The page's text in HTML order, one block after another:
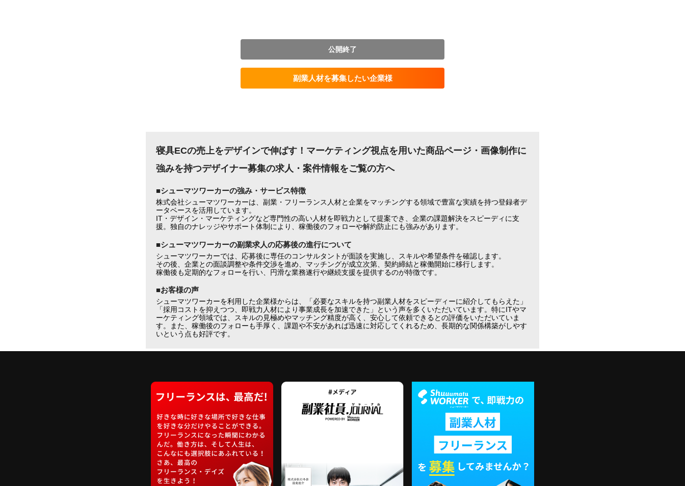
公開終了
副業人材を募集したい企業様
寝具ECの売上をデザインで伸ばす！マーケティング視点を用いた商品ページ・画像制作に
強みを持つデザイナー募集の求人・案件情報をご覧の方へ
■シューマツワーカーの強み・サービス特徴
株式会社シューマツワーカーは、副業・フリーランス人材と企業をマッチングする領域で豊富な実績を持つ登録者デ
ータベースを活用しています。
IT・デザイン・マーケティングなど専門性の高い人材を即戦力として提案でき、企業の課題解決をスピーディに支
援。独自のナレッジやサポート体制により、稼働後のフォローや解約防止にも強みがあります。
■シューマツワーカーの副業求人の応募後の進行について
シューマツワーカーでは、応募後に専任のコンサルタントが面談を実施し、スキルや希望条件を確認します。
その後、企業との面談調整や条件交渉を進め、マッチングが成立次第、契約締結と稼働開始に移行します。
稼働後も定期的なフォローを行い、円滑な業務遂行や継続支援を提供するのが特徴です。
■お客様の声
シューマツワーカーを利用した企業様からは、「必要なスキルを持つ副業人材をスピーディーに紹介してもらえた」
「採用コストを抑えつつ、即戦力人材により事業成長を加速できた」という声を多くいただいています。特にITやマ
ーケティング領域では、スキルの見極めやマッチング精度が高く、安心して依頼できるとの評価をいただいていま
す。また、稼働後のフォローも手厚く、課題や不安があれば迅速に対応してくれるため、長期的な関係構築がしやす
いという点も好評です。